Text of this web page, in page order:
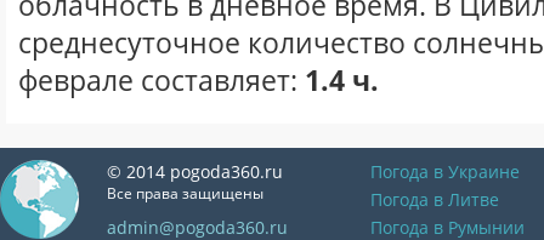
среднесуточное количество
феврале составляет: 1.4 ч.
© 2014 pogoda360.ru
Все права защищены
admin@pogoda360.ru
Погода в Украине
Погода в Литве
Погода в Румынии